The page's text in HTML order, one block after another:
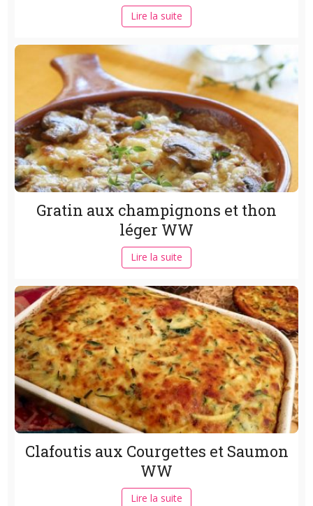
Lire la suite
Gratin aux champignons et thon
léger WW
Lire la suite
Clafoutis aux Courgettes et Saumon
WW
Lire la suite